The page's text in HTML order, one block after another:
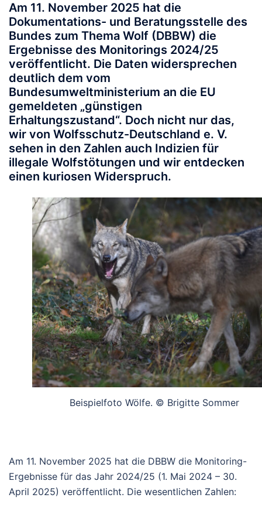
Am 11. November 2025 hat die
Dokumentations- und Beratungsstelle des
Bundes zum Thema Wolf (DBBW) die
Ergebnisse des Monitorings 2024/25
veröffentlicht. Die Daten widersprechen
deutlich dem vom
Bundesumweltministerium an die EU
gemeldeten „günstigen
Erhaltungszustand“. Doch nicht nur das,
wir von Wolfsschutz-Deutschland e. V.
sehen in den Zahlen auch Indizien für
illegale Wolfstötungen und wir entdecken
einen kuriosen Widerspruch.
Beispielfoto Wölfe. © Brigitte Sommer
Am 11. November 2025 hat die DBBW die Monitoring-
Ergebnisse für das Jahr 2024/25 (1. Mai 2024 – 30.
April 2025) veröffentlicht. Die wesentlichen Zahlen: